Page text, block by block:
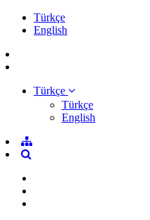
Türkçe
English
Türkçe
Türkçe
English